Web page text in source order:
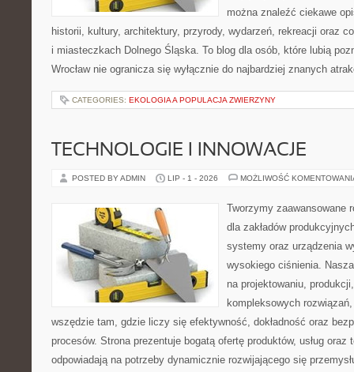
można znaleźć ciekawe
historii, kultury, architektury, przyrody, wydarzeń, rekreacji oraz
i miasteczkach Dolnego Śląska. To blog dla osób, które lubią
Wrocław nie ogranicza się wyłącznie do najbardziej znanych
CATEGORIES: EKOLOGIA A POPULACJA ZWIERZYNY
TECHNOLOGIE I INNOWACJE
POSTED BY ADMIN LIP - 1 - 2026 MOŻLIWOŚĆ
Tworzymy zaawansowane
dla zakładów
systemy oraz urządzenia
wysokiego ciśnienia.
na projektowaniu,
kompleksowych
wszędzie tam, gdzie liczy się efektywność, dokładność oraz
procesów. Strona prezentuje bogatą ofertę produktów, usług oraz
odpowiadają na potrzeby dynamicznie rozwijającego się